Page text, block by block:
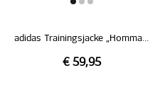
adidas Trainingsjacke „Hommage Pokalsieg 1976“
€ 59,95